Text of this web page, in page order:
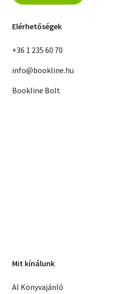
Elérhetőségek
+36 1 235 60 70
info@bookline.hu
Bookline Bolt
Mit kínálunk
AI Könyvajánló